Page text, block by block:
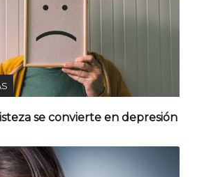
se convierte en depresión